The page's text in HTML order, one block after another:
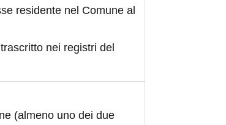
residente nel Comune al
nei registri del
(almeno uno dei due